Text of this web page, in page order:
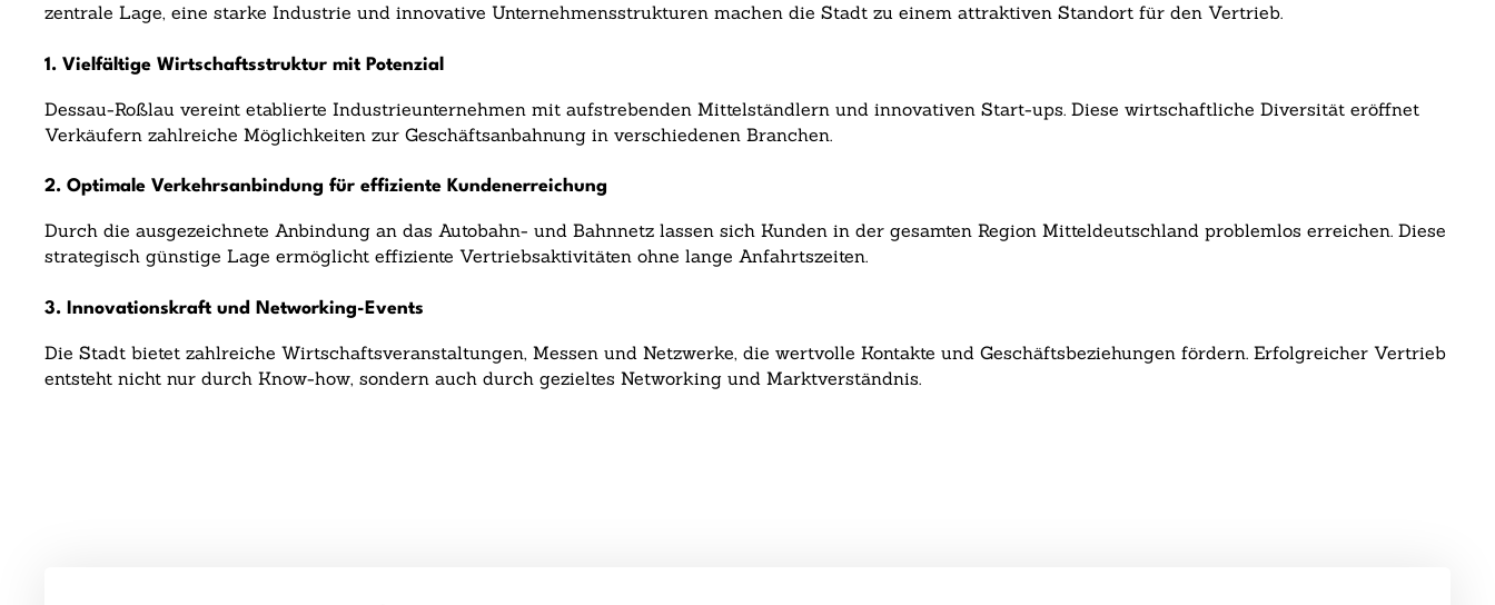
zentrale Lage, eine starke Industrie und innovative Unternehmensstrukturen machen die Stadt zu einem attraktiven Standort für den Vertrieb.
1. Vielfältige Wirtschaftsstruktur mit Potenzial
Dessau-Roßlau vereint etablierte Industrieunternehmen mit aufstrebenden Mittelständlern und innovativen Start-ups. Diese wirtschaftliche Diversität eröffnet
Verkäufern zahlreiche Möglichkeiten zur Geschäftsanbahnung in verschiedenen Branchen.
2. Optimale Verkehrsanbindung für effiziente Kundenerreichung
Durch die ausgezeichnete Anbindung an das Autobahn- und Bahnnetz lassen sich Kunden in der gesamten Region Mitteldeutschland problemlos erreichen. Diese
strategisch günstige Lage ermöglicht effiziente Vertriebsaktivitäten ohne lange Anfahrtszeiten.
3. Innovationskraft und Networking-Events
Die Stadt bietet zahlreiche Wirtschaftsveranstaltungen, Messen und Netzwerke, die wertvolle Kontakte und Geschäftsbeziehungen fördern. Erfolgreicher Vertrieb
entsteht nicht nur durch Know-how, sondern auch durch gezieltes Networking und Marktverständnis.